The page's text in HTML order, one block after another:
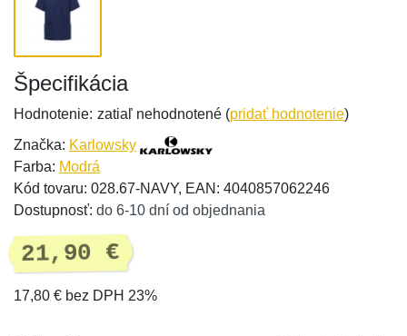
Špecifikácia
Hodnotenie: zatiaľ nehodnotené (pridať hodnotenie)
Značka: Karlowsky
Farba: Modrá
Kód tovaru: 028.67-NAVY, EAN: 4040857062246
Dostupnosť: do 6-10 dní od objednania
21,90 €
17,80 € bez DPH 23%